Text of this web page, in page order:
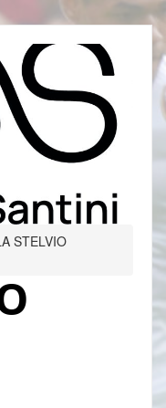
STELVIO